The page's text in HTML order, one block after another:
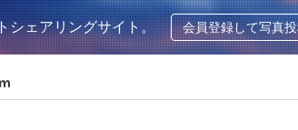
シェアリングサイト。 会員登録して写真